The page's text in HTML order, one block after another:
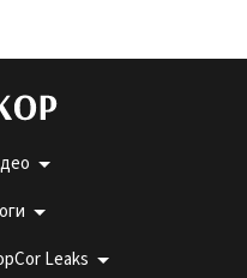
Leaks